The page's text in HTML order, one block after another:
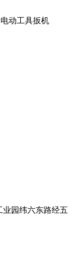
动工具扳机
园纬六东路经五